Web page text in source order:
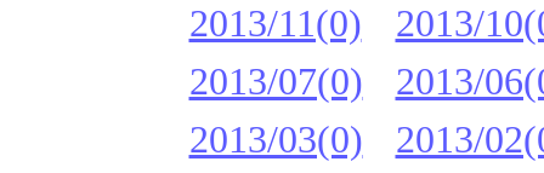
2013/11(0)
2013/
2013/07(0)
2013/
2013/03(0)
2013/